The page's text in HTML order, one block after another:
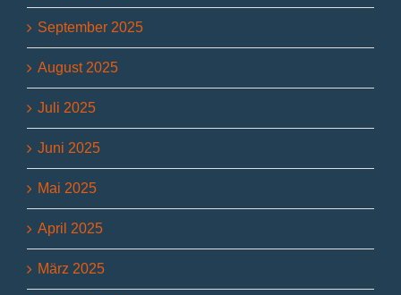
September 2025
August 2025
Juli 2025
Juni 2025
Mai 2025
April 2025
März 2025